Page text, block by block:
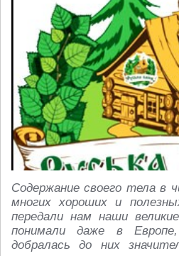
Содержание своего тела в
многих хороших и
передали нам наши
понимали даже в
добралась до них